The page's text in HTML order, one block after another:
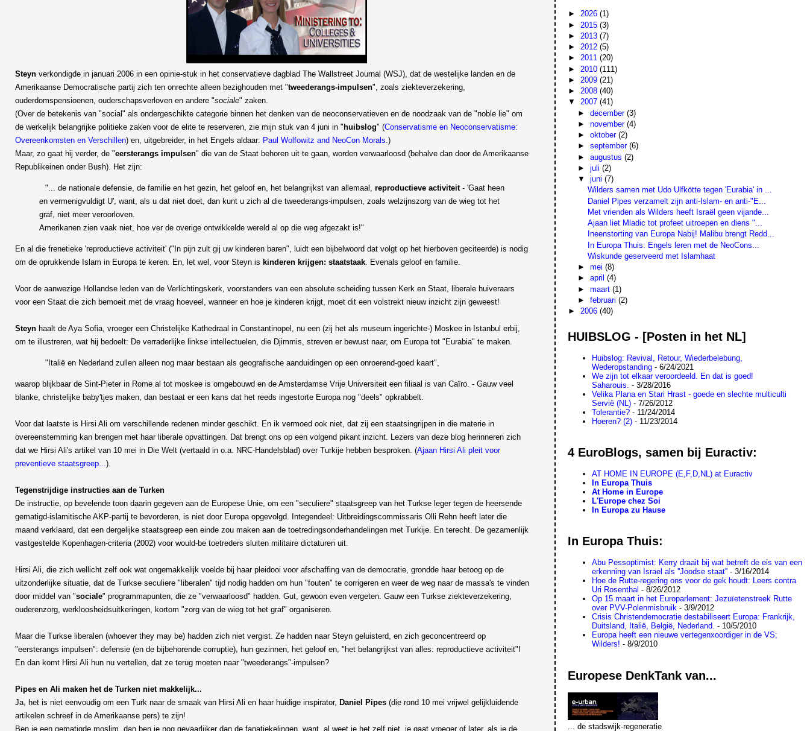
Steyn verkondigde in januari 2006 in een opinie-stuk in het conservatieve dagblad The Wallstreet Journal (WSJ), dat de westelijke landen en de
Amerikaanse Democratische partij zich ten onrechte alleen bezighouden met "tweederangs-impulsen", zoals ziekteverzekering,
ouderdomspensioenen, ouderschapsverloven en andere "sociale" zaken.
(Over de betekenis van "social" als ondergeschikte categorie binnen het denken van de neoconservatieven en de noodzaak van de "noble lie" om
de werkelijk belangrijke politieke zaken voor de elite te reserveren, zie mijn stuk van 4 juni in " huibslog" (Conservatisme en Neoconservatisme:
Overeenkomsten en Verschillen) en, uitgebreider, in het Engels aldaar: Paul Wolfowitz and NeoCon Morals.)
Maar, zo gaat hij verder, de "eersterangs impulsen" die van de Staat behoren uit te gaan, worden verwaarloosd (behalve dan door de Amerikaanse
Republikeinen onder Bush). Het zijn:
"... de nationale defensie, de familie en het gezin, het geloof en, het belangrijkst van allemaal, reproductieve activiteit- 'Gaat heen
en vermenigvuldigt U', want, als u dat niet doet, dan kunt u zich al die tweederangs-impulsen, zoals welzijnszorg van de wieg tot het
graf, niet meer veroorloven.
Amerikanen zien vaak niet, hoe ver de overige ontwikkelde wereld al op die weg afgezakt is!"
En al die frenetieke 'reproductieve activiteit' ("In pijn zult gij uw kinderen baren", luidt een bijbelwoord dat volgt op het hierboven geciteerde) is nodig
om de oprukkende Islam in Europa te keren. En, let wel, voor Steyn is kinderen krijgen: staatstaak. Evenals geloof en familie.
Voor de aanwezige Hollandse leden van de Verlichtingskerk, voorstanders van een absolute scheiding tussen Kerk en Staat, liberale huiveraars
voor een Staat die zich bemoeit met de vraag hoeveel, wanneer en hoe je kinderen krijgt, moet dit een volstrekt nieuw inzicht zijn geweest!
Steyn haalt de Aya Sofia, vroeger een Christelijke Kathedraal in Constantinopel, nu een (zij het als museum ingerichte-) Moskee in Istanbul erbij,
om te illustreren, wat hij bedoelt: De verraderlijke linkse intellectuelen, die Djimmis, streven er bewust naar, om Europa tot "Eurabia" te maken.
"Italië en Nederland zullen alleen nog maar bestaan als geografische aanduidingen op een onroerend-goed kaart",
waarop blijkbaar de Sint-Pieter in Rome al tot moskee is omgebouwd en de Amsterdamse Vrije Universiteit een filiaal is van Caïro. - Gauw veel
blanke, christelijke baby'tjes maken, dan bestaat er een kans dat het reeds ingestorte Europa nog "deels" opkrabbelt.
Voor dat laatste is Hirsi Ali om verschillende redenen minder geschikt. En ik vermoed ook niet, dat zij een staatsingrijpen in die materie in
overeenstemming kan brengen met haar liberale opvattingen. Dat brengt ons op een volgend pikant inzicht. Lezers van deze blog herinneren zich
dat we Hirsi Ali's artikel van 10 mei in Die Welt (vertaald in o.a. NRC-Handelsblad) over Turkije hebben besproken. (Ajaan Hirsi Ali pleit voor
preventieve staatsgreep...).
Tegenstrijdige instructies aan de Turken
De instructie, op bevelende toon daarin gegeven aan de Europese Unie, om een "seculiere" staatsgreep van het Turkse leger tegen de heersende
gematigd-islamitische AKP-partij te bevorderen, is niet door Europa opgevolgd. Integendeel: Uitbreidingscommissaris Olli Rehn heeft later die
maand verklaard, dat een dergelijke staatsgreep een einde zou maken aan de toetredingsonderhandelingen met Turkije. En terecht. De gezamenlijk
vastgestelde Kopenhagen-criteria (2002) voor would-be toetreders sluiten militaire dictaturen uit.
Hirsi Ali, die zich wellicht zelf ook wat ongemakkelijk voelde bij haar pleidooi voor afschaffing van de democratie, grondde haar betoog op de
uitzonderlijke situatie, dat de Turkse seculiere "liberalen" tijd nodig hadden om hun "fouten" te corrigeren en weer de weg naar de massa's te vinden
door middel van "sociale" programmapunten, die ze "verwaarloosd" hadden. Gut, gewoon even vergeten. Gauw een Turkse ziekteverzekering,
ouderenzorg, werkloosheidsuitkeringen, kortom "zorg van de wieg tot het graf" organiseren.
Maar die Turkse liberalen (whoever they may be) hadden zich niet vergist. Ze hadden naar Steyn geluisterd, en zich geconcentreerd op
"eersterangs impulsen": defensie (en de bijbehorende corruptie), hun gezinnen, het geloof en, "het belangrijkst van alles: reproductieve activiteit"!
En dan komt Hirsi Ali hun nu vertellen, dat ze terug moeten naar "tweederangs"-impulsen?
Pipes en Ali maken het de Turken niet makkelijk...
Ja, het is niet eenvoudig om een Turk naar de smaak van Hirsi Ali en haar huidige inspirator, Daniel Pipes (die rond 10 mei vrijwel gelijkluidende
artikelen schreef in de Amerikaanse pers) te zijn!
Ben je een gematigde moslim, dan ben je nog gevaarlijker dan de fanatiekelingen, want, al weet je het zelf niet, je gaat vroeger of later, als je de
►2026(1)
► 2015(3)
► 2013(7)
►2012(5)
►2011(20)
► 2010(111)
► 2009(21)
►2008(40)
▼2007(41)
► december (3)
► november (4)
► oktober (2)
► september (6)
► augustus (2)
► juli (2)
▼ juni (7)
Wilders samen met Udo Ulfkötte tegen 'Eurabia' in ...
Daniel Pipes verzamelt zijn anti-Islam- en anti-"E...
Met vrienden als Wilders heeft Israël geen vijande...
Ajaan liet Mladic tot profeet uitroepen en diens "...
Ineenstorting van Europa Nabij! Malibu brengt Redd...
In Europa Thuis: Engels leren met de NeoCons...
Wiskunde geserveerd met Islamhaat
► mei (8)
► april (4)
► maart (1)
► februari (2)
►2006(40)
HUIBSLOG - [Posten in het NL]
Huibslog: Revival, Retour, Wiederbelebung,
Wederopstanding - 6/24/2021
We zijn tot elkaar veroordeeld. En dat is goed!
Saharouis. - 3/28/2016
Velika Plana en Stari Hrast - goede en slechte multiculti
Servië (NL) - 7/26/2012
Tolerantie? - 11/24/2014
Hoeren? (2) - 11/23/2014
4 EuroBlogs, samen bij Euractiv:
AT HOME IN EUROPE (E,F,D,NL) at Euractiv
In Europa Thuis
At Home in Europe
L'Europe chez Soi
In Europa zu Hause
In Europa Thuis:
Abu Pessoptimist: Kerry draait bij wat betreft de eis van een
erkenning van Israel als ''Joodse staat'' - 3/16/2014
Hoe de Rutte-regering ons voor de gek houdt: Leers contra
Uri Rosenthal - 8/26/2012
Op 15 maart in het Europarlement: Jezuïetenstreek Rutte
over PVV-Polenmisbruik - 3/9/2012
Crisis Christendemocratie destabiliseert Europa: Frankrijk,
Duitsland, Italië, België, Nederland. - 10/5/2010
Europa heeft een nieuwe vertegenxoordiger in de VS;
Wilders! - 8/9/2010
Europese DenkTank van...
... de stadswijk-regeneratie